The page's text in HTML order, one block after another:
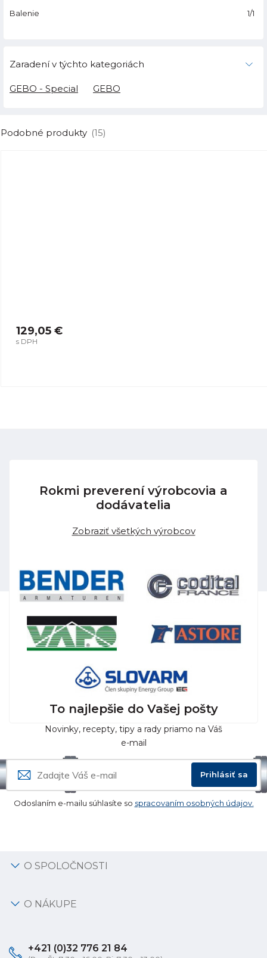
Balenie 1/1
Zaradení v týchto kategoriách
GEBO - Special GEBO
Podobné produkty (15)
129,05 €
s DPH
Rokmi preverení výrobcovia a
dodávatelia
Zobraziť všetkých výrobcov
To najlepšie do Vašej pošty
Novinky, recepty, tipy a rady priamo na Váš
e-mail
Prihlásiť sa
Odoslaním e-mailu súhlasíte so spracovaním osobných údajov.
O SPOLOČNOSTI
O NÁKUPE
+421 (0)32 776 21 84